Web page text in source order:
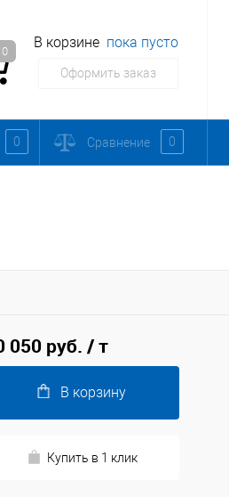
0
В корзине пока пусто
Оформить заказ
0 Сравнение 0
050 руб. / т
В корзину
Купить в 1 клик